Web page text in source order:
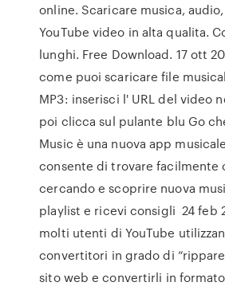
online. Scaricare musica,
YouTube video in alta qualita.
lunghi. Free Download. 17 ott
come puoi scaricare file
MP3: inserisci l' URL del video
poi clicca sul pulante blu Go
Music è una nuova app
consente di trovare facilmente
cercando e scoprire nuova
playlist e ricevi consigli 24 feb
molti utenti di YouTube
convertitori in grado di
sito web e convertirli in